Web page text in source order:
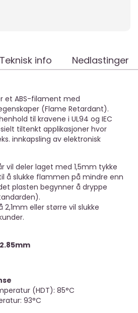
Teknisk info Nedlastinger
et ABS-filament med
(Flame Retardant).
til kravene i UL94 og IEC
tiltenkt applikasjoner hvor
innkapsling av elektronisk
vil deler laget med 1,5mm tykke
å slukke flammen på mindre enn
plasten begynner å dryppe
eller større vil slukke
(HDT): 85°C
93°C